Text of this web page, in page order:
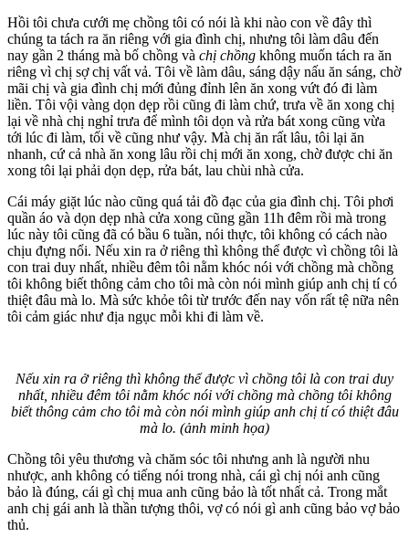
Hồi tôi chưa cưới mẹ chồng tôi có nói là khi nào con về đây thì
chúng ta tách ra ăn riêng với gia đình chị, nhưng tôi làm dâu đến
nay gần 2 tháng mà bố chồng và chị chồng không muốn tách ra ăn
riêng vì chị sợ chị vất vả. Tôi về làm dâu, sáng dậy nấu ăn sáng, chờ
mãi chị và gia đình chị mới đủng đỉnh lên ăn xong vứt đó đi làm
liền. Tôi vội vàng dọn dẹp rồi cũng đi làm chứ, trưa về ăn xong chị
lại về nhà chị nghỉ trưa để mình tôi dọn và rửa bát xong cũng vừa
tới lúc đi làm, tối về cũng như vậy. Mà chị ăn rất lâu, tôi lại ăn
nhanh, cứ cả nhà ăn xong lâu rồi chị mới ăn xong, chờ được chi ăn
xong tôi lại phải dọn dẹp, rửa bát, lau chùi nhà cửa.
Cái máy giặt lúc nào cũng quá tải đồ đạc của gia đình chị. Tôi phơi
quần áo và dọn dẹp nhà cửa xong cũng gần 11h đêm rồi mà trong
lúc này tôi cũng đã có bầu 6 tuần, nói thực, tôi không có cách nào
chịu đựng nổi. Nếu xin ra ở riêng thì không thể được vì chồng tôi là
con trai duy nhất, nhiều đêm tôi nằm khóc nói với chồng mà chồng
tôi không biết thông cảm cho tôi mà còn nói mình giúp anh chị tí có
thiệt đâu mà lo. Mà sức khỏe tôi từ trước đến nay vốn rất tệ nữa nên
tôi cảm giác như địa ngục mỗi khi đi làm về.
Nếu xin ra ở riêng thì không thể được vì chồng tôi là con trai duy
nhất, nhiều đêm tôi nằm khóc nói với chồng mà chồng tôi không
biết thông cảm cho tôi mà còn nói mình giúp anh chị tí có thiệt đâu
mà lo. (ảnh minh họa)
Chồng tôi yêu thương và chăm sóc tôi nhưng anh là người nhu
nhược, anh không có tiếng nói trong nhà, cái gì chị nói anh cũng
bảo là đúng, cái gì chị mua anh cũng bảo là tốt nhất cả. Trong mắt
anh chị gái anh là thần tượng thôi, vợ có nói gì anh cũng bảo vợ bảo
thủ.